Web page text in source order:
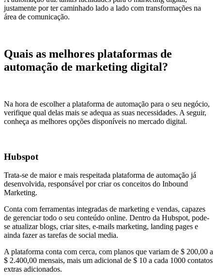
justamente por ter caminhado lado a lado com transformações na
área de comunicação.
Quais as melhores plataformas de
automação de marketing digital?
Na hora de escolher a plataforma de automação para o seu negócio,
verifique qual delas mais se adequa as suas necessidades. A seguir,
conheça as melhores opções disponíveis no mercado digital.
Hubspot
Trata-se de maior e mais respeitada plataforma de automação já
desenvolvida, responsável por criar os conceitos do Inbound
Marketing.
Conta com ferramentas integradas de marketing e vendas, capazes
de gerenciar todo o seu conteúdo online. Dentro da Hubspot, pode-
se atualizar blogs, criar sites, e-mails marketing, landing pages e
ainda fazer as tarefas de social media.
A plataforma conta com cerca, com planos que variam de $ 200,00 a
$ 2.400,00 mensais, mais um adicional de $ 10 a cada 1000 contatos
extras adicionados.